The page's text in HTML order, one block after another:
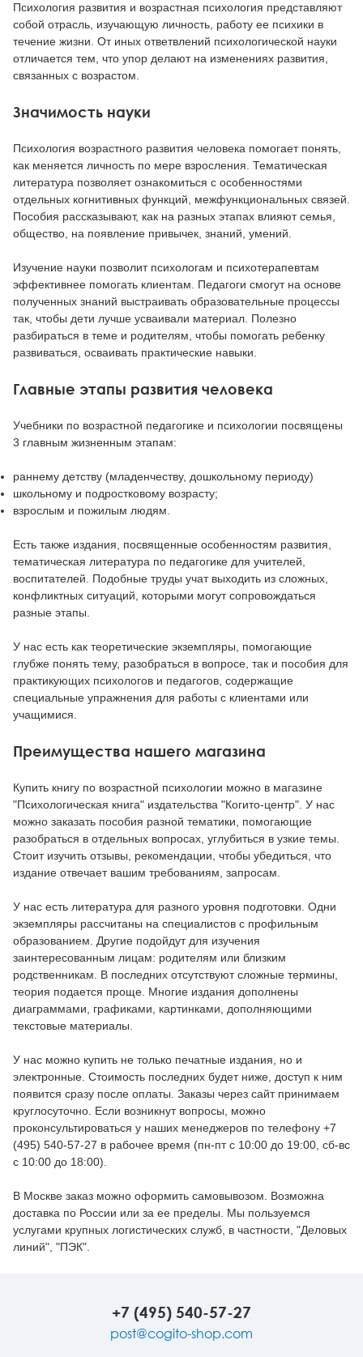
Психология развития и возрастная психология представляют
собой отрасль, изучающую личность, работу ее психики в
течение жизни. От иных ответвлений психологической науки
отличается тем, что упор делают на изменениях развития,
связанных с возрастом.
Значимость науки
Психология возрастного развития человека помогает понять,
как меняется личность по мере взросления. Тематическая
литература позволяет ознакомиться с особенностями
отдельных когнитивных функций, межфункциональных связей.
Пособия рассказывают, как на разных этапах влияют семья,
общество, на появление привычек, знаний, умений.
Изучение науки позволит психологам и психотерапевтам
эффективнее помогать клиентам. Педагоги смогут на основе
полученных знаний выстраивать образовательные процессы
так, чтобы дети лучше усваивали материал. Полезно
разбираться в теме и родителям, чтобы помогать ребенку
развиваться, осваивать практические навыки.
Главные этапы развития человека
Учебники по возрастной педагогике и психологии посвящены
3 главным жизненным этапам:
раннему детству (младенчеству, дошкольному периоду)
школьному и подростковому возрасту;
взрослым и пожилым людям.
Есть также издания, посвященные особенностям развития,
тематическая литература по педагогике для учителей,
воспитателей. Подобные труды учат выходить из сложных,
конфликтных ситуаций, которыми могут сопровождаться
разные этапы.
У нас есть как теоретические экземпляры, помогающие
глубже понять тему, разобраться в вопросе, так и пособия для
практикующих психологов и педагогов, содержащие
специальные упражнения для работы с клиентами или
учащимися.
Преимущества нашего магазина
Купить книгу по возрастной психологии можно в магазине
"Психологическая книга" издательства "Когито-центр". У нас
можно заказать пособия разной тематики, помогающие
разобраться в отдельных вопросах, углубиться в узкие темы.
Стоит изучить отзывы, рекомендации, чтобы убедиться, что
издание отвечает вашим требованиям, запросам.
У нас есть литература для разного уровня подготовки. Одни
экземпляры рассчитаны на специалистов с профильным
образованием. Другие подойдут для изучения
заинтересованным лицам: родителям или близким
родственникам. В последних отсутствуют сложные термины,
теория подается проще. Многие издания дополнены
диаграммами, графиками, картинками, дополняющими
текстовые материалы.
У нас можно купить не только печатные издания, но и
электронные. Стоимость последних будет ниже, доступ к ним
появится сразу после оплаты. Заказы через сайт принимаем
круглосуточно. Если возникнут вопросы, можно
проконсультироваться у наших менеджеров по телефону +7
(495) 540-57-27 в рабочее время (пн-пт с 10:00 до 19:00, сб-вс
с 10:00 до 18:00).
В Москве заказ можно оформить самовывозом. Возможна
доставка по России или за ее пределы. Мы пользуемся
услугами крупных логистических служб, в частности, "Деловых
линий", "ПЭК".
+7 (495) 540-57-27
post@cogito-shop.com